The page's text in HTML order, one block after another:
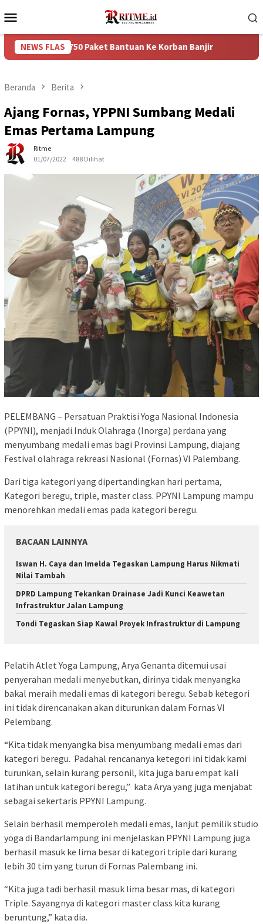
ke
Mobile
NEWS FLAS
750 Paket Bantuan Ke Korban Banjir Puncak Arus
Beranda Berita
Ajang Fornas, YPPNI Sumbang Medali
Emas Pertama Lampung
Ritme
01/07/2022
488 Dilihat
PELEMBANG – Persatuan Praktisi Yoga Nasional Indonesia
(PPYNI), menjadi Induk Olahraga (Inorga) perdana yang
menyumbang medali emas bagi Provinsi Lampung, diajang
Festival olahraga rekreasi Nasional (Fornas) VI Palembang.
Dari tiga kategori yang dipertandingkan hari pertama,
Kategori beregu, triple, master class. PPYNI Lampung mampu
menorehkan medali emas pada kategori beregu.
BACAAN LAINNYA
Iswan H. Caya dan Imelda Tegaskan Lampung Harus Nikmati
Nilai Tambah
DPRD Lampung Tekankan Drainase Jadi Kunci Keawetan
Infrastruktur Jalan Lampung
Tondi Tegaskan Siap Kawal Proyek Infrastruktur di Lampung
Pelatih Atlet Yoga Lampung, Arya Genanta ditemui usai
penyerahan medali menyebutkan, dirinya tidak menyangka
bakal meraih medali emas di kategori beregu. Sebab ketegori
ini tidak direncanakan akan diturunkan dalam Fornas VI
Pelembang.
“Kita tidak menyangka bisa menyumbang medali emas dari
kategori beregu. Padahal rencananya ketegori ini tidak kami
turunkan, selain kurang personil, kita juga baru empat kali
latihan untuk kategori beregu,” kata Arya yang juga menjabat
sebagai sekertaris PPYNI Lampung.
Selain berhasil memperoleh medali emas, lanjut pemilik studio
yoga di Bandarlampung ini menjelaskan PPYNI Lampung juga
berhasil masuk ke lima besar di kategori triple dari kurang
lebih 30 tim yang turun di Fornas Palembang ini.
“Kita juga tadi berhasil masuk lima besar mas, di kategori
Triple. Sayangnya di kategori master class kita kurang
beruntung,” kata dia.